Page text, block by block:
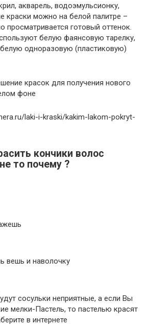
акварель, водоэмульсионку,
краски можно на белой палитре –
просматривается готовый оттенок.
белую фаянсовую тарелку,
одноразовую (пластиковую)
laki-i-kraski/kakim-lakom-pokryt-
кончики волос
то почему ?
вешь и наволочку
сосульки неприятные, а если Вы
мелки-Пастель, то пастелью красят
в интернете